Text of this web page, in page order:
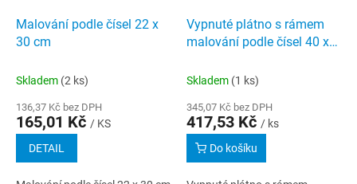
Malování podle čísel 22 x
30 cm
Skladem (2 ks)
136,37 Kč bez DPH
165,01 Kč / KS
DETAIL
Vypnuté plátno s rámem
malování podle čísel 40 x
Skladem (1 ks)
345,07 Kč bez DPH
417,53 Kč / ks
Do košíku